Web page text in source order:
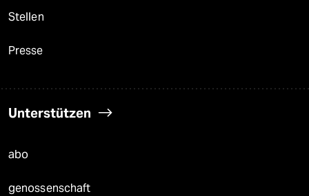
Stellen
Presse
Unterstützen
abo
genossenschaft